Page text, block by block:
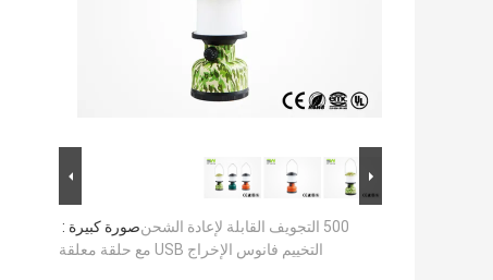
صورة كبيرة :500 التجويف القابلة لإعادة الشحن
التخييم فانوس الإخراج USB مع حلقة معلقة